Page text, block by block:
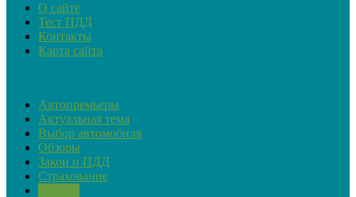
О сайте
Тест ПДД
Контакты
Карта сайта
Автопремьеры
Актуальная тема
Выбор автомобиля
Обзоры
Закон и ПДД
Страхование